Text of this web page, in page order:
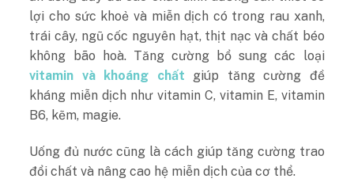
lợi cho sức khoẻ và miễn dịch có trong rau xanh,
trái cây, ngũ cốc nguyên hạt, thịt nạc và chất béo
không bão hoà. Tăng cường bổ sung các loại
vitamin và khoáng chất giúp tăng cường đề
kháng miễn dịch như vitamin C, vitamin E, vitamin
B6, kẽm, magie.
Uống đủ nước cũng là cách giúp tăng cường trao
đổi chất và nâng cao hệ miễn dịch của cơ thể.